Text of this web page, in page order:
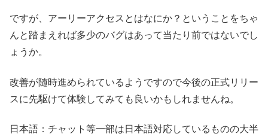
ですが、アーリーアクセスとはなにか？ということをちゃ
んと踏まえれば多少のバグはあって当たり前ではないでし
ょうか。
改善が随時進められているようですので今後の正式リリー
スに先駆けて体験してみても良いかもしれませんね。
日本語：チャット等一部は日本語対応しているものの大半